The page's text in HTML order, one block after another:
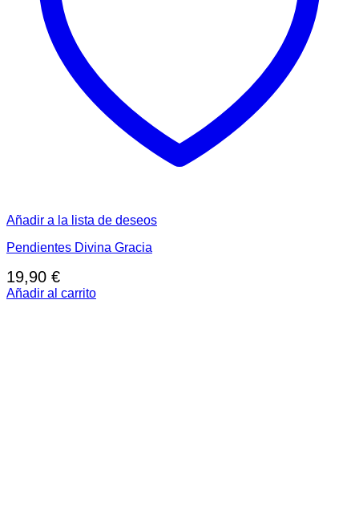
Añadir a la lista de deseos
Pendientes Divina Gracia
19,90 €
Añadir al carrito